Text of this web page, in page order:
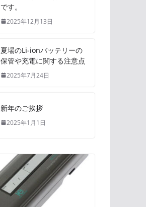
です。
2025年12月13日
夏場のLi-ionバッテリーの
保管や充電に関する注意点
2025年7月24日
新年のご挨拶
2025年1月1日